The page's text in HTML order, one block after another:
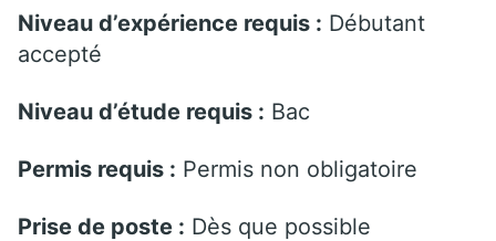
Niveau d’expérience requis : Débutant
accepté
Niveau d’étude requis : Bac
Permis requis : Permis non obligatoire
Prise de poste : Dès que possible